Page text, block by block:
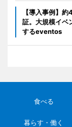
【導入事例】
証。大規模イベ
するeventos
食べる
暮らす・働く